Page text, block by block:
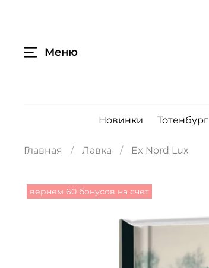
Меню
Новинки Тотенбург
Главная Лавка Ex Nord Lux
вернем 60 бонусов на счет